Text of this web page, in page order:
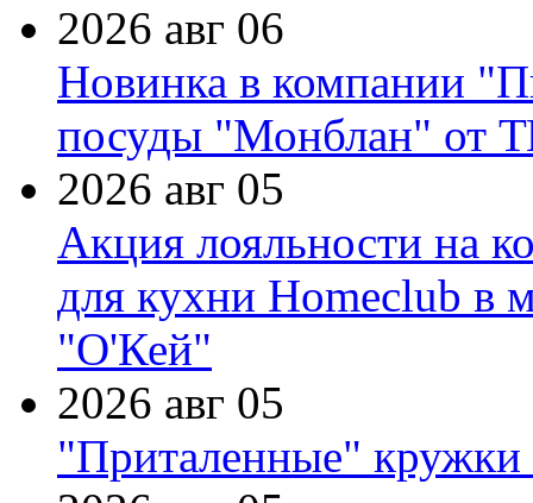
2026 авг 06
Новинка в компании
посуды "Монблан" от
2026 авг 05
Акция лояльности на
для кухни Homeclub в
"О'Кей"
2026 авг 05
"Приталенные" кружки